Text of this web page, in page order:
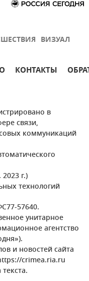
ВИЗУАЛ
КОНТАКТЫ
в
связи,
коммуникаций
г.)
технологий
57640.
унитарное
агентство
и новостей сайта
crimea.ria.ru